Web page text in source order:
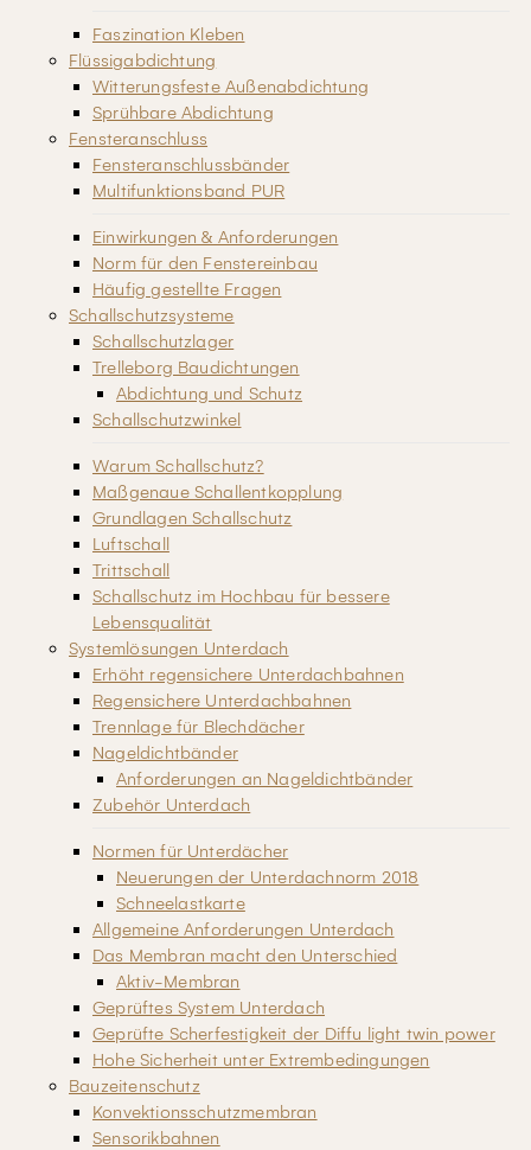
Faszination Kleben
Flüssigabdichtung
Witterungsfeste Außenabdichtung
Sprühbare Abdichtung
Fensteranschluss
Fensteranschlussbänder
Multifunktionsband PUR
Einwirkungen & Anforderungen
Norm für den Fenstereinbau
Häufig gestellte Fragen
Schallschutzsysteme
Schallschutzlager
Trelleborg Baudichtungen
Abdichtung und Schutz
Schallschutzwinkel
Warum Schallschutz?
Maßgenaue Schallentkopplung
Grundlagen Schallschutz
Luftschall
Trittschall
Schallschutz im Hochbau für bessere
Lebensqualität
Systemlösungen Unterdach
Erhöht regensichere Unterdachbahnen
Regensichere Unterdachbahnen
Trennlage für Blechdächer
Nageldichtbänder
Anforderungen an Nageldichtbänder
Zubehör Unterdach
Normen für Unterdächer
Neuerungen der Unterdachnorm 2018
Schneelastkarte
Allgemeine Anforderungen Unterdach
Das Membran macht den Unterschied
Aktiv-Membran
Geprüftes System Unterdach
Geprüfte Scherfestigkeit der Diffu light twin power
Hohe Sicherheit unter Extrembedingungen
Bauzeitenschutz
Konvektionsschutzmembran
Sensorikbahnen